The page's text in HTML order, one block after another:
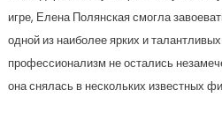
игре, Елена Полянская смогла
одной из наиболее ярких и
профессионализм не остались
она снялась в нескольких известных